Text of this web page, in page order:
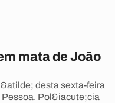
mata de João
desta sexta-feira
Pol&iacute;cia